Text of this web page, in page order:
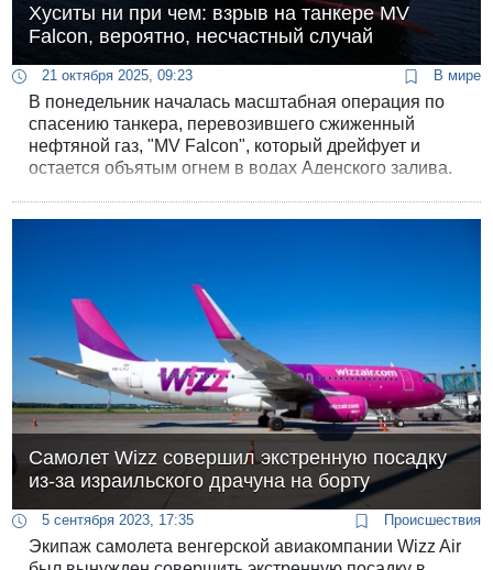
Хуситы ни при чем: взрыв на танкере MV
Falcon, вероятно, несчастный случай
21 октября 2025, 09:23 В мире
В понедельник началась масштабная операция по
спасению танкера, перевозившего сжиженный
нефтяной газ, "MV Falcon", который дрейфует и
остается объятым огнем в водах Аденского залива.
Самолет Wizz совершил экстренную посадку
из-за израильского драчуна на борту
5 сентября 2023, 17:35 Происшествия
Экипаж самолета венгерской авиакомпании Wizz Air